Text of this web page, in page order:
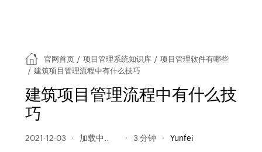
官网首页 / 项目管理系统知识库 / 项目管理软件有哪些
/ 建筑项目管理流程中有什么技巧
建筑项目管理流程中有什么技
巧
2021-12-03 347 阅读量 3 分钟 Yunfei